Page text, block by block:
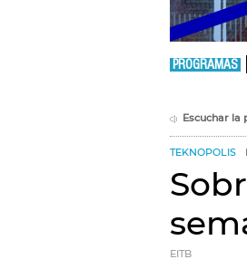
PROGRAMAS
Escuchar la
TEKNOPOLIS
EITB